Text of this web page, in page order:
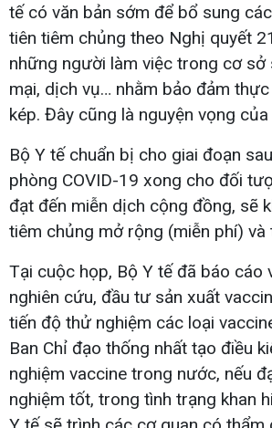
tế có văn bản sớm để bổ sung
tiên tiêm chủng theo Nghị quyết
những người làm việc trong cơ sở
mại, dịch vụ… nhằm bảo đảm
kép. Đây cũng là nguyện vọng
Bộ Y tế chuẩn bị cho giai đoạn
phòng COVID-19 xong cho đối
đạt đến miễn dịch cộng đồng, sẽ
tiêm chủng mở rộng (miễn phí) và
Tại cuộc họp, Bộ Y tế đã báo cáo
nghiên cứu, đầu tư sản xuất
tiến độ thử nghiệm các loại
Ban Chỉ đạo thống nhất tạo điều
nghiệm vaccine trong nước, nếu
nghiệm tốt, trong tình trạng khan